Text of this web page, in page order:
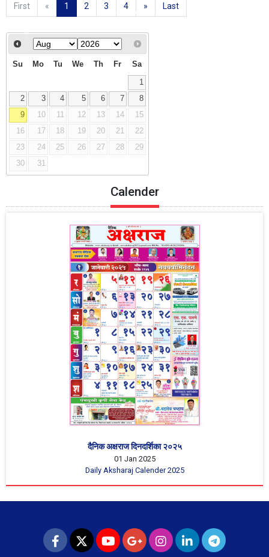
First « 1 2 3 4 » Last
Previous
Su Mo Tu We Th Fr Sa
1
2
3 4 5 6 7
8
9
10 11 12 13 14
15
16
17 18 19 20 21
22
23
24 25 26 27 28
29
30
31
Calender
दैनिक अक्षराज दिनदर्शिका २०२५
01 Jan 2025
Daily Aksharaj Calender 2025